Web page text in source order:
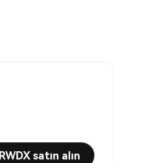
satın alın